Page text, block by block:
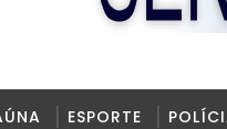
ESPORTE